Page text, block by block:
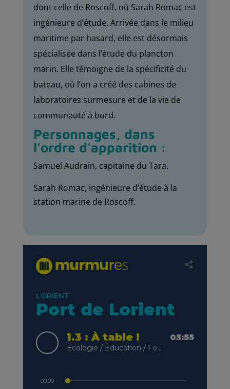
dont celle de Roscoff, où Sarah Romac est
ingénieure d’étude. Arrivée dans le milieu
maritime par hasard, elle est désormais
spécialisée dans l’étude du plancton
marin. Elle témoigne de la spécificité du
bateau, où l’on a créé des cabines de
laboratoires surmesure et de la vie de
communauté à bord.
Personnages, dans
l’ordre d’apparition :
Samuel Audrain, capitaine du Tara.
Sarah Romac, ingénieure d’étude à la
station marine de Roscoff.